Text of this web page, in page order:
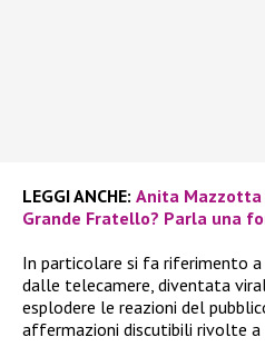
LEGGI ANCHE: Anita
Grande Fratello? Parla una
In particolare si fa riferimento a
dalle telecamere, diventata
esplodere le reazioni del
affermazioni discutibili rivolte a